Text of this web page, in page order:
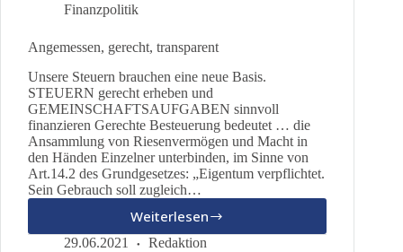
Finanzpolitik
Angemessen, gerecht, transparent
Unsere Steuern brauchen eine neue Basis.
STEUERN gerecht erheben und
GEMEINSCHAFTSAUFGABEN sinnvoll
finanzieren Gerechte Besteuerung bedeutet … die
Ansammlung von Riesenvermögen und Macht in
den Händen Einzelner unterbinden, im Sinne von
Art.14.2 des Grundgesetzes: „Eigentum verpflichtet.
Sein Gebrauch soll zugleich…
WeiterlesenAngemessen,
gerecht,
29.06.2021 Redaktion